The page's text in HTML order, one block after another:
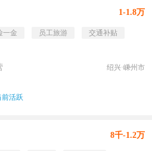
1-1.8万
一金 员工旅游
交通补贴
绍兴·嵊州市
前活跃
8千-1.2万